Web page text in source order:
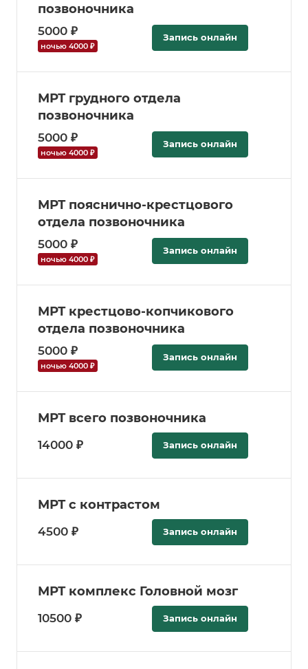
позвоночника
5000 ₽
ночью 4000 ₽
Запись онлайн
МРТ грудного отдела
позвоночника
5000 ₽
ночью 4000 ₽
Запись онлайн
МРТ пояснично-крестцового
отдела позвоночника
5000 ₽
ночью 4000 ₽
Запись онлайн
МРТ крестцово-копчикового
отдела позвоночника
5000 ₽
ночью 4000 ₽
Запись онлайн
МРТ всего позвоночника
14000 ₽ Запись онлайн
МРТ с контрастом
4500 ₽ Запись онлайн
МРТ комплекс Головной мозг
10500 ₽ Запись онлайн